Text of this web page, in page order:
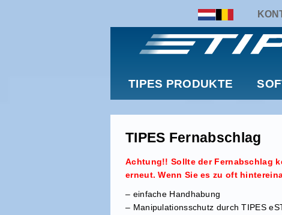
TIPES PRODUKTE
TIPES Fernabschlag
Achtung!! Sollte der Fernabschlag
erneut. Wenn Sie es zu oft
– einfache Handhabung
– Manipulationsschutz durch TIPES